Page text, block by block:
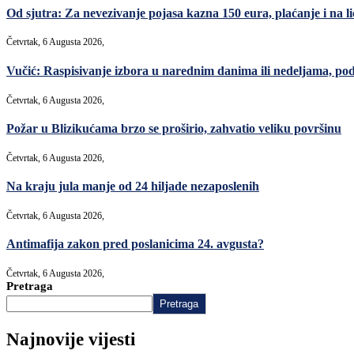
Od sjutra: Za nevezivanje pojasa kazna 150 eura, plaćanje i na
Četvrtak, 6 Augusta 2026,
Vučić: Raspisivanje izbora u narednim danima ili nedeljama,
Četvrtak, 6 Augusta 2026,
Požar u Blizikućama brzo se proširio, zahvatio veliku površinu
Četvrtak, 6 Augusta 2026,
Na kraju jula manje od 24 hiljade nezaposlenih
Četvrtak, 6 Augusta 2026,
Antimafija zakon pred poslanicima 24. avgusta?
Četvrtak, 6 Augusta 2026,
Pretraga
Pretraga
Najnovije vijesti